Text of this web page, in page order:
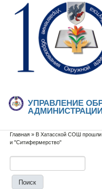
Перейти к основному содержанию
Skip to search
УПРАВЛЕНИЕ
Вы здесь
Главная » В Хатасской СОШ прошли
и "Ситифермерство"